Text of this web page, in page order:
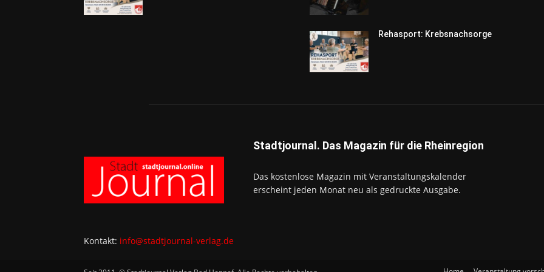
Rehasport: Krebsnachsorge
Stadtjournal. Das Magazin für die Rheinregion
Das kostenlose Magazin mit Veranstaltungskalender
erscheint jeden Monat neu als gedruckte Ausgabe.
Kontakt: info@stadtjournal-verlag.de